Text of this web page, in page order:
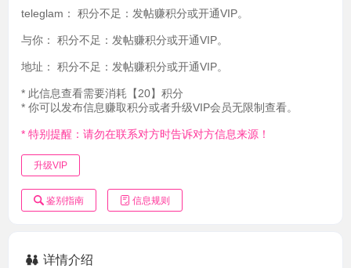
teleglam： 积分不足：发帖赚积分或开通VIP。
与你： 积分不足：发帖赚积分或开通VIP。
地址： 积分不足：发帖赚积分或开通VIP。
* 此信息查看需要消耗【20】积分
* 你可以发布信息赚取积分或者升级VIP会员无限制查看。
* 特别提醒：请勿在联系对方时告诉对方信息来源！
升级VIP
鉴别指南 信息规则
详情介绍